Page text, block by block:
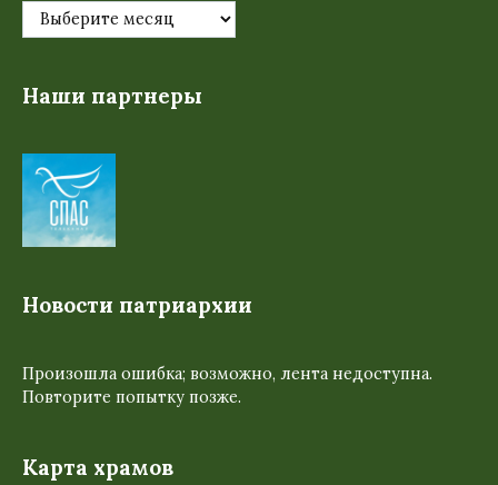
Наши партнеры
Новости патриархии
Произошла ошибка; возможно, лента недоступна.
Повторите попытку позже.
Карта храмов